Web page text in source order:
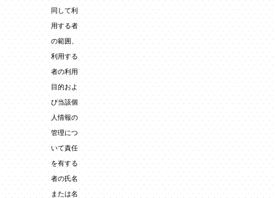
同して利
用する者
の範囲、
利用する
者の利用
目的およ
び当該個
人情報の
管理につ
いて責任
を有する
者の氏名
または名